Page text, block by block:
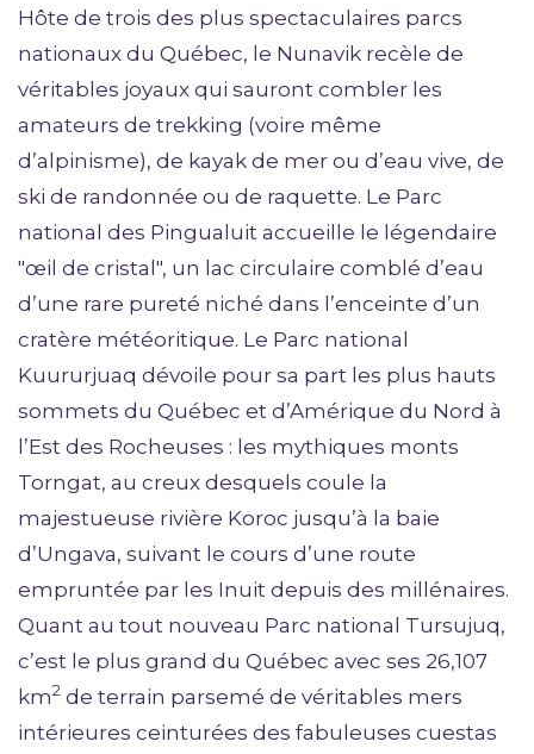
Hôte de trois des plus spectaculaires parcs
nationaux du Québec, le Nunavik recèle de
véritables joyaux qui sauront combler les
amateurs de trekking (voire même
d’alpinisme), de kayak de mer ou d’eau vive, de
ski de randonnée ou de raquette. Le Parc
national des Pingualuit accueille le légendaire
"œil de cristal", un lac circulaire comblé d’eau
d’une rare pureté niché dans l’enceinte d’un
cratère météoritique. Le Parc national
Kuururjuaq dévoile pour sa part les plus hauts
sommets du Québec et d’Amérique du Nord à
l’Est des Rocheuses : les mythiques monts
Torngat, au creux desquels coule la
majestueuse rivière Koroc jusqu’à la baie
d’Ungava, suivant le cours d’une route
empruntée par les Inuit depuis des millénaires.
Quant au tout nouveau Parc national Tursujuq,
c’est le plus grand du Québec avec ses 26,107
km2 de terrain parsemé de véritables mers
intérieures ceinturées des fabuleuses cuestas